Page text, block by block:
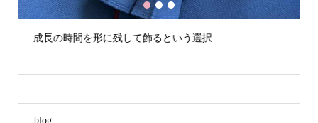
フジテレビ「Live Newsイット！」で紹介い
1 2 3
blog